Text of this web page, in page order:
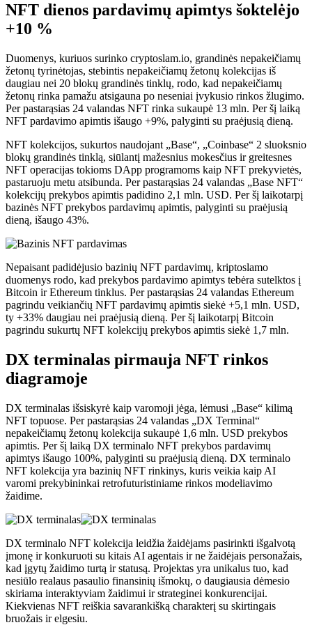
NFT dienos pardavimų apimtys šoktelėjo
+10 %
Duomenys, kuriuos surinko cryptoslam.io, grandinės nepakeičiamų
žetonų tyrinėtojas, stebintis nepakeičiamų žetonų kolekcijas iš
daugiau nei 20 blokų grandinės tinklų, rodo, kad nepakeičiamų
žetonų rinka pamažu atsigauna po neseniai įvykusio rinkos žlugimo.
Per pastarąsias 24 valandas NFT rinka sukaupė 13 mln. Per šį laiką
NFT pardavimo apimtis išaugo +9%, palyginti su praėjusią dieną.
NFT kolekcijos, sukurtos naudojant „Base“, „Coinbase“ 2 sluoksnio
blokų grandinės tinklą, siūlantį mažesnius mokesčius ir greitesnes
NFT operacijas tokioms DApp programoms kaip NFT prekyvietės,
pastaruoju metu atsibunda. Per pastarąsias 24 valandas „Base NFT“
kolekcijų prekybos apimtis padidino 2,1 mln. USD. Per šį laikotarpį
bazinės NFT prekybos pardavimų apimtis, palyginti su praėjusią
dieną, išaugo 43%.
Nepaisant padidėjusio bazinių NFT pardavimų, kriptoslamo
duomenys rodo, kad prekybos pardavimo apimtys tebėra sutelktos į
Bitcoin ir Ethereum tinklus. Per pastarąsias 24 valandas Ethereum
pagrindu veikiančių NFT pardavimų apimtis siekė +5,1 mln. USD,
ty +33% daugiau nei praėjusią dieną. Per šį laikotarpį Bitcoin
pagrindu sukurtų NFT kolekcijų prekybos apimtis siekė 1,7 mln.
DX terminalas pirmauja NFT rinkos
diagramoje
DX terminalas išsiskyrė kaip varomoji jėga, lėmusi „Base“ kilimą
NFT topuose. Per pastarąsias 24 valandas „DX Terminal“
nepakeičiamų žetonų kolekcija sukaupė 1,6 mln. USD prekybos
apimtis. Per šį laiką DX terminalo NFT prekybos pardavimų
apimtys išaugo 100%, palyginti su praėjusią dieną. DX terminalo
NFT kolekcija yra bazinių NFT rinkinys, kuris veikia kaip AI
varomi prekybininkai retrofuturistiniame rinkos modeliavimo
žaidime.
DX terminalo NFT kolekcija leidžia žaidėjams pasirinkti išgalvotą
įmonę ir konkuruoti su kitais AI agentais ir ne žaidėjais personažais,
kad įgytų žaidimo turtą ir statusą. Projektas yra unikalus tuo, kad
nesiūlo realaus pasaulio finansinių išmokų, o daugiausia dėmesio
skiriama interaktyviam žaidimui ir strateginei konkurencijai.
Kiekvienas NFT reiškia savarankišką charakterį su skirtingais
bruožais ir elgesiu.